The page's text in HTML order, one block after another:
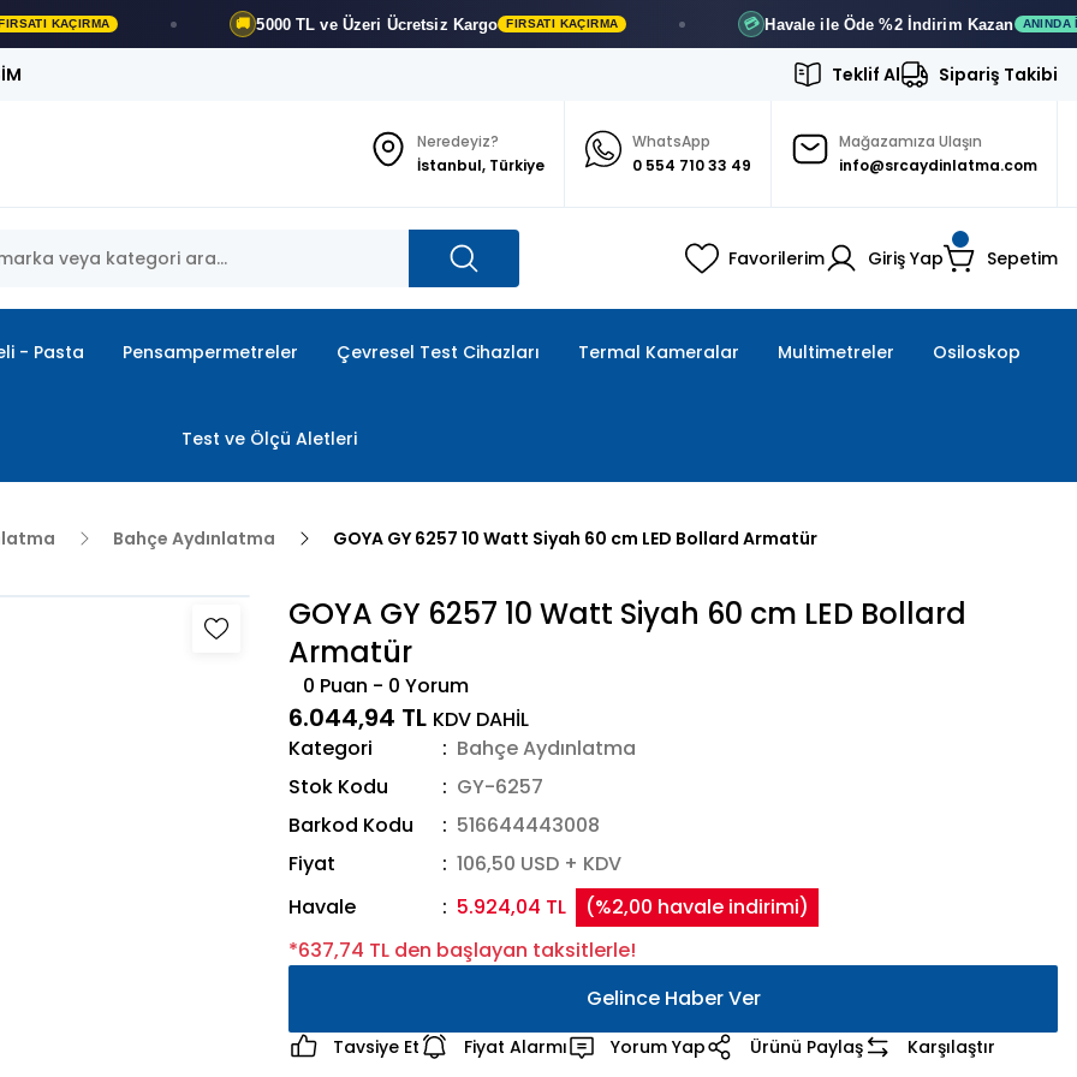
🚚 5000 TL ve ÜzeriÜcretsiz Kargo FIRSATI KAÇIRMA 💳 Havale ile Öde %2 İndirim Kazan ANINDA İNDIRIM
Teklif Al Sipariş Takibi
Neredeyiz?
İstanbul, Türkiye
WhatsApp
0 554 710 33 49
Mağazamıza Ulaşın
info@srcaydinlatma.com
Favorilerim Giriş Yap Sepetim
- Pasta Pensampermetreler Çevresel Test Cihazları Termal Kameralar Multimetreler Osiloskop
Test ve Ölçü Aletleri
Bahçe Aydınlatma GOYA GY 6257 10 Watt Siyah 60 cm LED Bollard Armatür
GOYA GY 6257 10 Watt Siyah 60 cm LED Bollard
Armatür
0 Puan - 0 Yorum
6.044,94 TL KDV DAHİL
Kategori
Bahçe Aydınlatma
Stok Kodu
GY-6257
Barkod Kodu
516644443008
Fiyat
106,50 USD + KDV
Havale
5.924,04 TL
(%2,00 havale indirimi)
*637,74 TL den başlayan taksitlerle!
Gelince Haber Ver
Tavsiye Et Fiyat Alarmı Yorum Yap Ürünü Paylaş Karşılaştır